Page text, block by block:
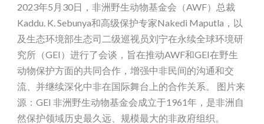
2023年5月30日，非洲野生动物基金会（AWF）总裁
Kaddu. K. Sebunya和高级保护专家Nakedi Maputla，以
及生态环境部生态司二级巡视员刘宁在永续全球环境研
究所（GEI）进行了会谈，旨在推动AWF和GEI在野生
动物保护方面的共同合作，增强中非民间的沟通和交
流、并继续深化中非在国际舞台上的合作关系。 图片来
源：GEI 非洲野生动物基金会成立于1961年，是非洲自
然保护领域历史最久远、规模最大的非政府组织。